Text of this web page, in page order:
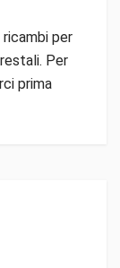
per
Per
prima